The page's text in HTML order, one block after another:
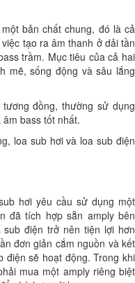
bản chất chung, đó là cả
tạo ra âm thanh ở dải tần
trầm. Mục tiêu của cả hai
mẽ, sống động và sâu lắng
đồng, thường sử dụng
bass tốt nhất.
loa sub hơi và loa sub điện
hơi yêu cầu sử dụng một
đã tích hợp sẵn amply bên
điện trở nên tiện lợi hơn
đơn giản cắm nguồn và kết
điện sẽ hoạt động. Trong khi
mua một amply riêng biệt